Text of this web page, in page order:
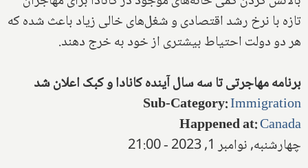
تازه با نرخ رشد اقتصادی و شغل‌های خالی زیاد باعث شده که
هر دو دولت احتیاط بیشتری از خود به خرج دهند.
برنامه مهاجرتی تا سه سال آینده کانادا و کبک اعلان شد
Sub-Category:Immigration
Happened at:Canada
چهارشنبه, نوامبر 1, 2023 - 21:00